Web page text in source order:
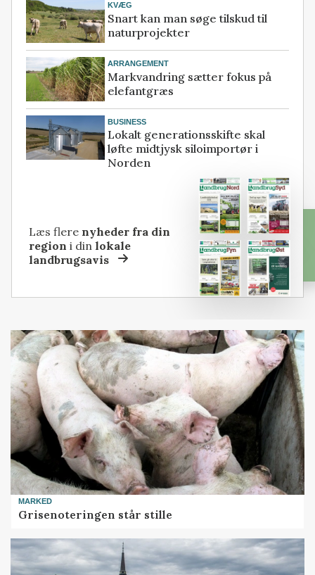
KVÆG
Snart kan man søge tilskud til
naturprojekter
ARRANGEMENT
Markvandring sætter fokus på
elefantgræs
BUSINESS
Lokalt generationsskifte skal
løfte midtjysk siloimportør i
Norden
Læs flere nyheder fra din
region i dinlokale
landbrugsavis
MARKED
Grisenoteringen står stille